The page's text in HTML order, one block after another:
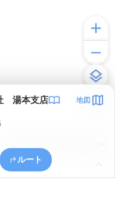
湯本支店 地図
ルート